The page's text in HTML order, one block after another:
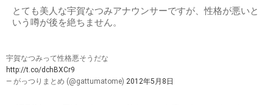
とても美人な宇賀なつみアナウンサーですが、性格が悪いと
いう噂が後を絶ちません。
宇賀なつみって性格悪そうだな
http://t.co/dchBXCr9
— がっつりまとめ (@gattumatome) 2012年5月8日